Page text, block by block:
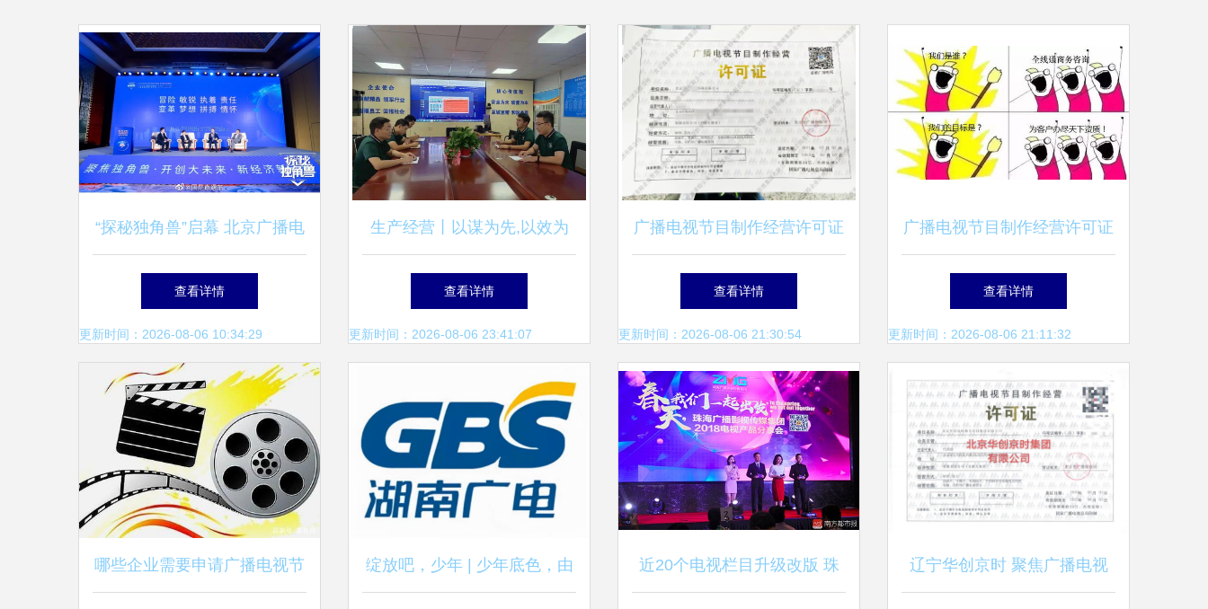
“探秘独角兽”启幕 北京广播电
视台财经频道新栏目聚焦创新
力量
查看详情
更新时间：2026-08-06 10:34:29
生产经营丨以谋为先,以效为
本,拓展项目经营空间——七
十二公司大泽小区项目建设纪
查看详情
更新时间：2026-08-06 23:41:07
广播电视节目制作经营许可证
入门指南与办理指南
查看详情
更新时间：2026-08-06 21:30:54
广播电视节目制作经营许可证
办理全指南
查看详情
更新时间：2026-08-06 21:11:32
哪些企业需要申请广播电视节 绽放吧，少年 | 少年底色，由 近20个电视栏目升级改版 珠 辽宁华创京时 聚焦广播电视